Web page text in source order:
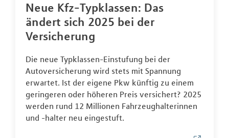
Neue Kfz-Typklassen: Das
ändert sich 2025 bei der
Versicherung
Die neue Typklassen-Einstufung bei der
Autoversicherung wird stets mit Spannung
erwartet. Ist der eigene Pkw künftig zu einem
geringeren oder höheren Preis versichert? 2025
werden rund 12 Millionen Fahrzeughalterinnen
und -halter neu eingestuft.